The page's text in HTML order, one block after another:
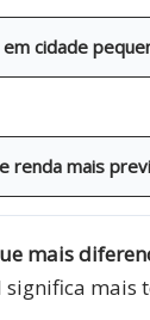
cidade
renda mais
mais
mais